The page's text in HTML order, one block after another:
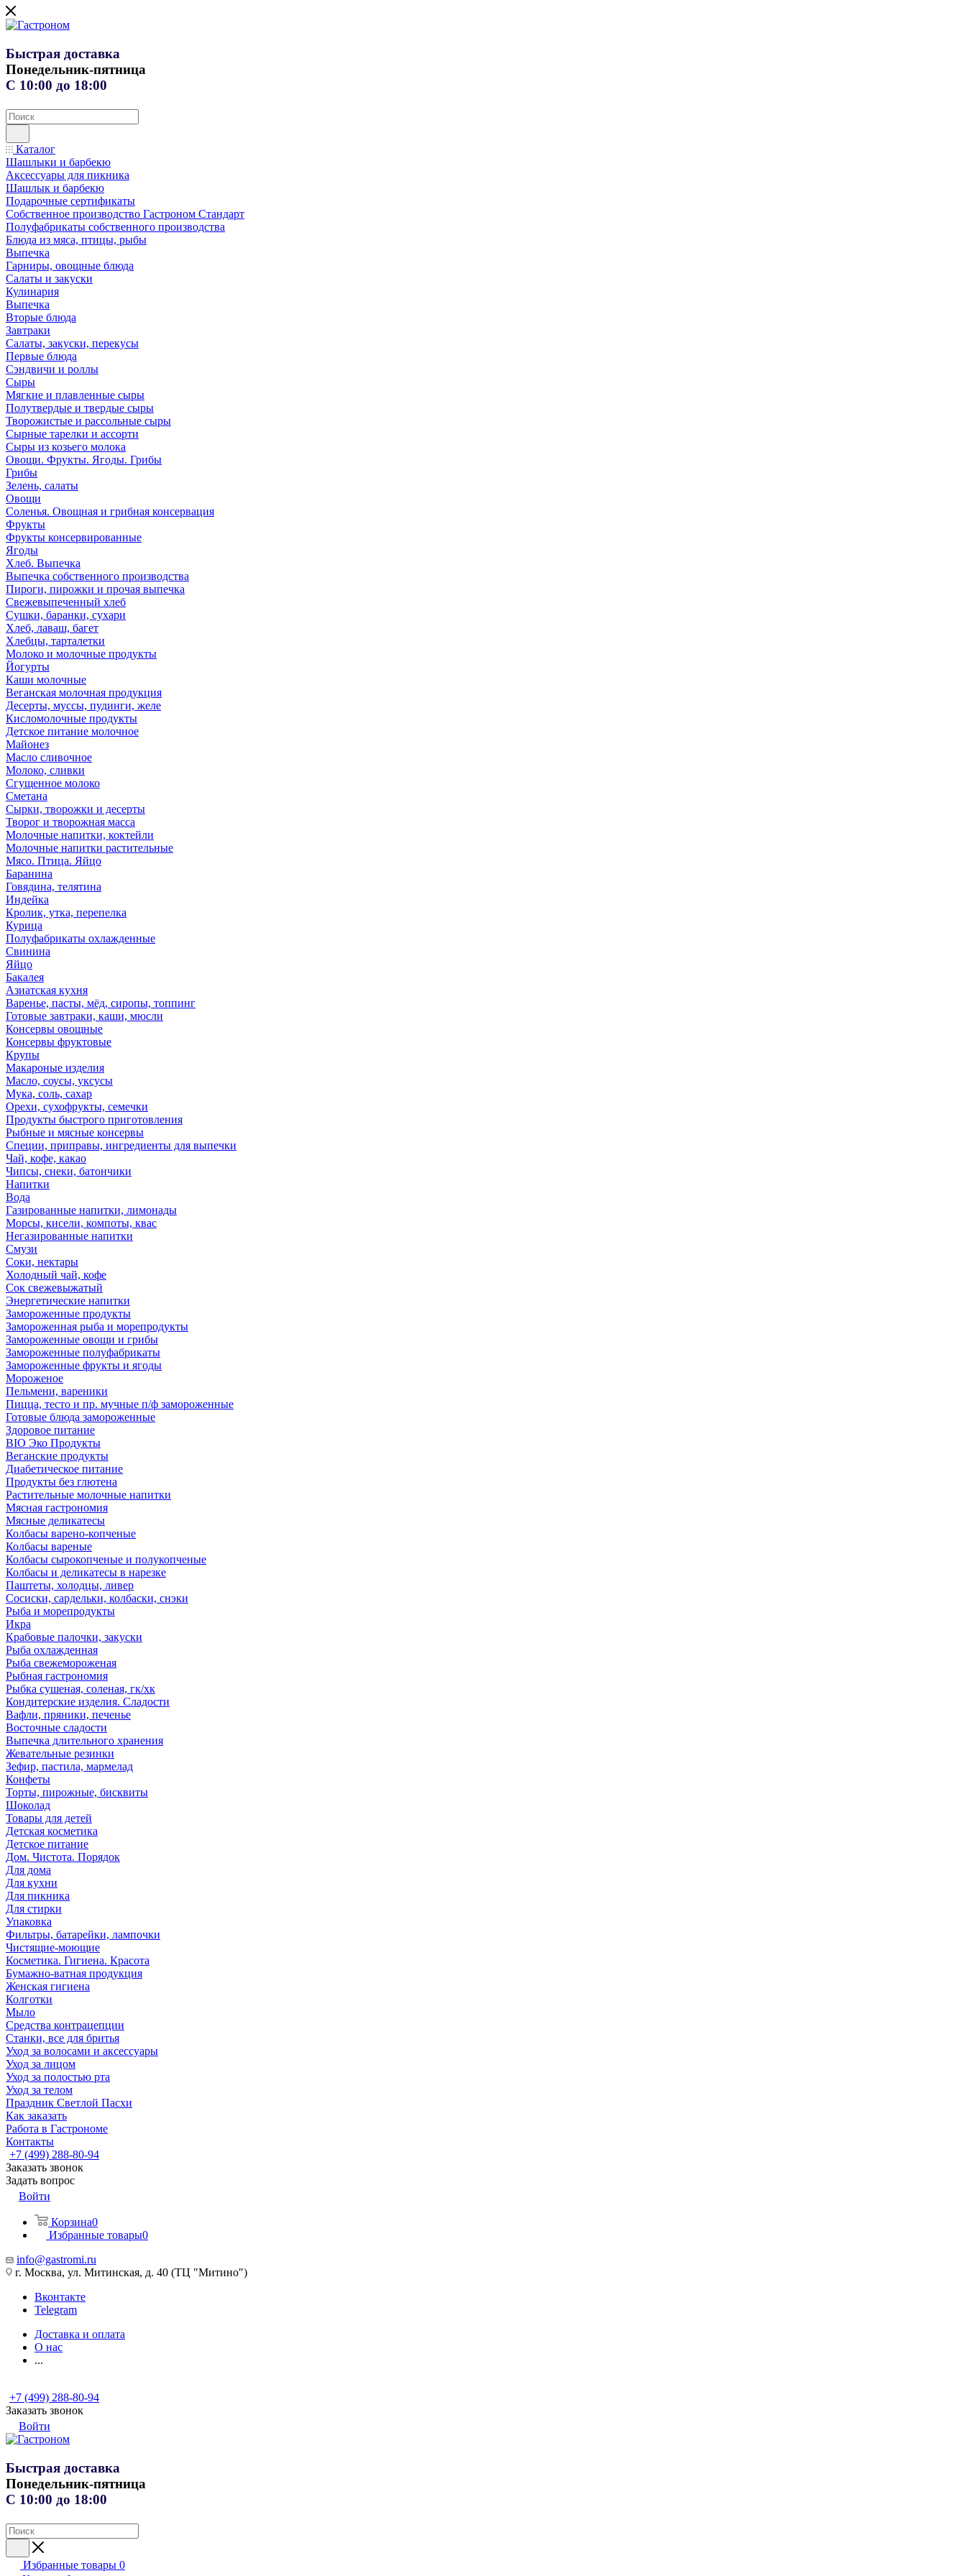
Быстрая доставка
Понедельник-пятница
С 10:00 до 18:00
Каталог
Шашлыки и барбекю
Аксессуары для пикника
Шашлык и барбекю
Подарочные сертификаты
Собственное производство Гастроном Стандарт
Полуфабрикаты собственного производства
Блюда из мяса, птицы, рыбы
Выпечка
Гарниры, овощные блюда
Салаты и закуски
Кулинария
Выпечка
Вторые блюда
Завтраки
Салаты, закуски, перекусы
Первые блюда
Сэндвичи и роллы
Сыры
Мягкие и плавленные сыры
Полутвердые и твердые сыры
Творожистые и рассольные сыры
Сырные тарелки и ассорти
Сыры из козьего молока
Овощи. Фрукты. Ягоды. Грибы
Грибы
Зелень, салаты
Овощи
Соленья. Овощная и грибная консервация
Фрукты
Фрукты консервированные
Ягоды
Хлеб. Выпечка
Выпечка собственного производства
Пироги, пирожки и прочая выпечка
Свежевыпеченный хлеб
Сушки, баранки, сухари
Хлеб, лаваш, багет
Хлебцы, тарталетки
Молоко и молочные продукты
Йогурты
Каши молочные
Веганская молочная продукция
Десерты, муссы, пудинги, желе
Кисломолочные продукты
Детское питание молочное
Майонез
Масло сливочное
Молоко, сливки
Сгущенное молоко
Сметана
Сырки, творожки и десерты
Творог и творожная масса
Молочные напитки, коктейли
Молочные напитки растительные
Мясо. Птица. Яйцо
Баранина
Говядина, телятина
Индейка
Кролик, утка, перепелка
Курица
Полуфабрикаты охлажденные
Свинина
Яйцо
Бакалея
Азиатская кухня
Варенье, пасты, мёд, сиропы, топпинг
Готовые завтраки, каши, мюсли
Консервы овощные
Консервы фруктовые
Крупы
Макароные изделия
Масло, соусы, уксусы
Мука, соль, сахар
Орехи, сухофрукты, семечки
Продукты быстрого приготовления
Рыбные и мясные консервы
Специи, приправы, ингредиенты для выпечки
Чай, кофе, какао
Чипсы, снеки, батончики
Напитки
Вода
Газированные напитки, лимонады
Морсы, кисели, компоты, квас
Негазированные напитки
Смузи
Соки, нектары
Холодный чай, кофе
Сок свежевыжатый
Энергетические напитки
Замороженные продукты
Замороженная рыба и морепродукты
Замороженные овощи и грибы
Замороженные полуфабрикаты
Замороженные фрукты и ягоды
Мороженое
Пельмени, вареники
Пицца, тесто и пр. мучные п/ф замороженные
Готовые блюда замороженные
Здоровое питание
BIO Эко Продукты
Веганские продукты
Диабетическое питание
Продукты без глютена
Растительные молочные напитки
Мясная гастрономия
Мясные деликатесы
Колбасы варено-копченые
Колбасы вареные
Колбасы сырокопченые и полукопченые
Колбасы и деликатесы в нарезке
Паштеты, холодцы, ливер
Сосиски, сардельки, колбаски, снэки
Рыба и морепродукты
Икра
Крабовые палочки, закуски
Рыба охлажденная
Рыба свежемороженая
Рыбная гастрономия
Рыбка сушеная, соленая, гк/хк
Кондитерские изделия. Сладости
Вафли, пряники, печенье
Восточные сладости
Выпечка длительного хранения
Жевательные резинки
Зефир, пастила, мармелад
Конфеты
Торты, пирожные, бисквиты
Шоколад
Товары для детей
Детская косметика
Детское питание
Дом. Чистота. Порядок
Для дома
Для кухни
Для пикника
Для стирки
Упаковка
Фильтры, батарейки, лампочки
Чистящие-моющие
Косметика. Гигиена. Красота
Бумажно-ватная продукция
Женская гигиена
Колготки
Мыло
Средства контрацепции
Станки, все для бритья
Уход за волосами и аксессуары
Уход за лицом
Уход за полостью рта
Уход за телом
Праздник Светлой Пасхи
Как заказать
Работа в Гастрономе
Контакты
+7 (499) 288-80-94
Заказать звонок
Задать вопрос
Войти
Корзина0
Избранные товары0
info@gastromi.ru
г. Москва, ул. Митинская, д. 40 (ТЦ "Митино")
Вконтакте
Telegram
Доставка и оплата
О нас
...
+7 (499) 288-80-94
Заказать звонок
Войти
Быстрая доставка
Понедельник-пятница
С 10:00 до 18:00
Избранные товары 0